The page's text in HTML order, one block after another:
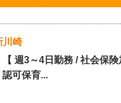
川崎
【 週3～4日勤務 / 社会保
認可保育...